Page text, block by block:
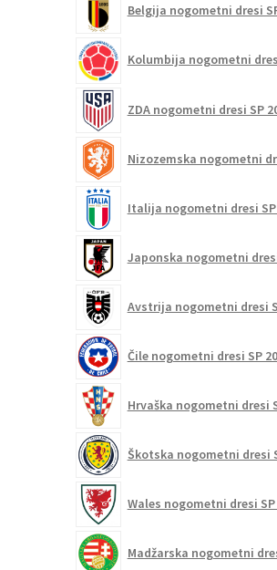
Belgija nogometni dresi
Kolumbija nogometni
ZDA nogometni dresi SP
Nizozemska nogometni
Italija nogometni dresi SP
Japonska nogometni
Avstrija nogometni dresi
Čile nogometni dresi SP
Hrvaška nogometni dresi
Škotska nogometni dresi
Wales nogometni dresi SP
Madžarska nogometni